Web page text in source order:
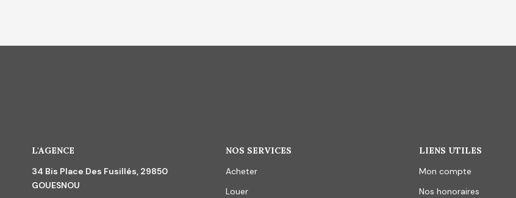
L'AGENCE
34 Bis Place Des Fusillés, 29850
GOUESNOU
NOS SERVICES
Acheter
Louer
LIENS UTILES
Mon compte
Nos honoraires